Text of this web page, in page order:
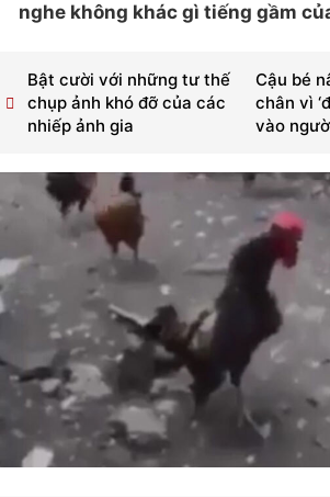
nghe không khác gì tiếng gầm
Cậu bé
chân vì
vào
Bật cười với những tư thế
chụp ảnh khó đỡ của các
nhiếp ảnh gia